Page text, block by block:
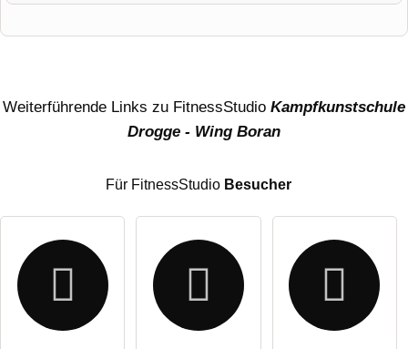
Weiterführende Links zu FitnessStudio Kampfkunstschule
Drogge - Wing Boran
Für FitnessStudio Besucher